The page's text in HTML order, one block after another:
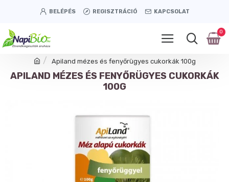
BELÉPÉS REGISZTRÁCIÓ KAPCSOLAT
0
Apiland mézes és fenyőrügyes cukorkák 100g
APILAND MÉZES ÉS FENYŐRÜGYES CUKORKÁK
100G